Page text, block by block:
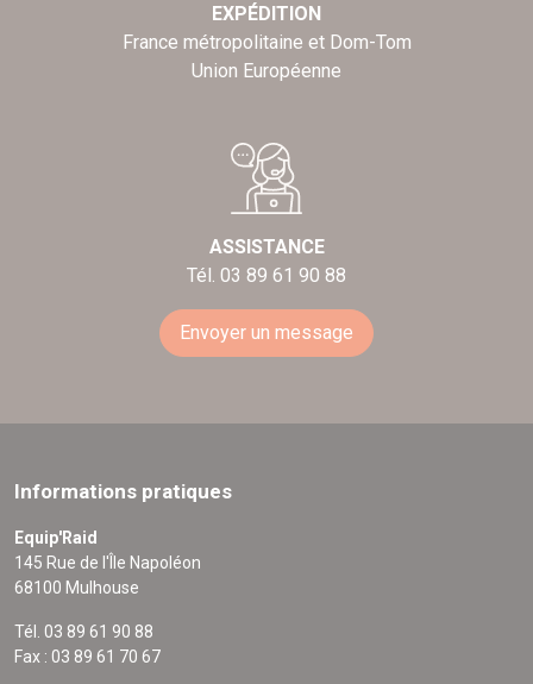
EXPÉDITION
France métropolitaine et Dom-Tom
Union Européenne
ASSISTANCE
Tél. 03 89 61 90 88
Envoyer un message
Informations pratiques
Equip'Raid
145 Rue de l'Île Napoléon
68100 Mulhouse
Tél. 03 89 61 90 88
Fax : 03 89 61 70 67